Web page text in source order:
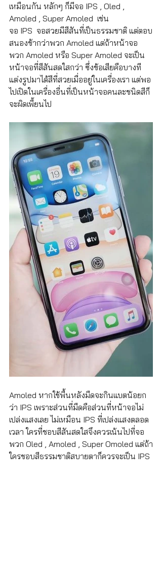
เหมือนกัน หลักๆ ก็มีจอ IPS , Oled ,
Amoled , Super Amoled  เช่น
จอ IPS  จอสวยมีสีสันที่เป็นธรรมชาติ แต่ตอบ
สนองช้ากว่าพวก Amoled แต่ถ้าหน้าจอ
พวก Amoled หรือ Super Amoled จะเป็น
หน้าจอที่สีสันสดใสกว่า ซึ่งข้อเสียคือบางที
แต่งรูปมาได้สีที่สวยเมื่ออยู่ในเครื่องเรา แต่พอ
ไปเปิดในเครื่องอื่นที่เป็นหน้าจอคนละชนิดสีก็
จะผิดเพี้ยนไป
Amoled หากใช้พื้นหลังมืดจะกินแบตน้อยก
ว่า IPS เพราะส่วนที่มืดคือส่วนที่หน้าจอไม่
เปล่งแสงเลย ไม่เหมือน IPS ที่เปล่งแสงตลอด
เวลา ใครที่ชอบสีสันสดใสจึงควรเน้นไปที่จอ
พวก Oled , Amoled , Super Omoled แต่ถ้า
ใครชอบสีธรรมชาติสบายตาก็ควรจะเป็น IPS